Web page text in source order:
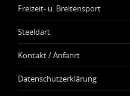
Freizeit- u. Breitensport
Steeldart
Kontakt / Anfahrt
Datenschutzerklärung